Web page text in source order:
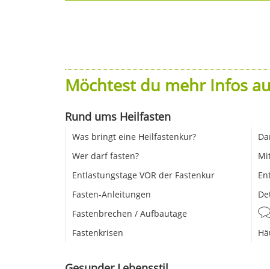
Möchtest du mehr Infos
Rund ums Heilfasten
Was bringt eine Heilfastenkur?
Wer darf fasten?
Entlastungstage VOR der Fastenkur
Fasten-Anleitungen
Fastenbrechen / Aufbautage
Fastenkrisen